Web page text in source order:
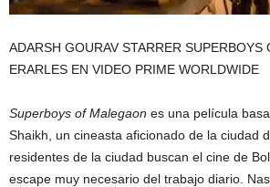
ADARSH GOURAV STARRER SUPERBOYS
ERARLES EN VIDEO PRIME WORLDWIDE
Superboys of Malegaon es una película
Shaikh, un cineasta aficionado de la ciudad
residentes de la ciudad buscan el cine de
escape muy necesario del trabajo diario.